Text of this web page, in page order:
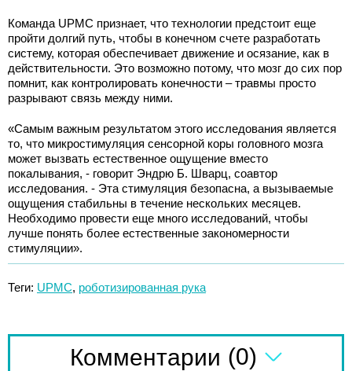
Команда UPMC признает, что технологии предстоит еще
пройти долгий путь, чтобы в конечном счете разработать
систему, которая обеспечивает движение и осязание, как в
действительности. Это возможно потому, что мозг до сих пор
помнит, как контролировать конечности – травмы просто
разрывают связь между ними.
«Самым важным результатом этого исследования является
то, что микростимуляция сенсорной коры головного мозга
может вызвать естественное ощущение вместо
покалывания, - говорит Эндрю Б. Шварц, соавтор
исследования. - Эта стимуляция безопасна, а вызываемые
ощущения стабильны в течение нескольких месяцев.
Необходимо провести еще много исследований, чтобы
лучше понять более естественные закономерности
стимуляции».
Теги: UPMC, роботизированная рука
Комментарии (0)